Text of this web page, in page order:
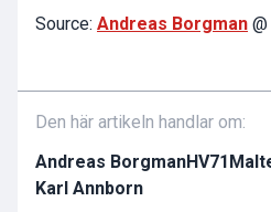
Source: Andreas Borgman
Den här artikeln handlar om:
Andreas BorgmanHV71
Karl Annborn